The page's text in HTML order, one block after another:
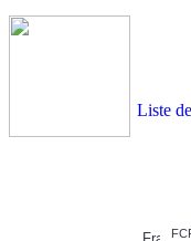
Liste